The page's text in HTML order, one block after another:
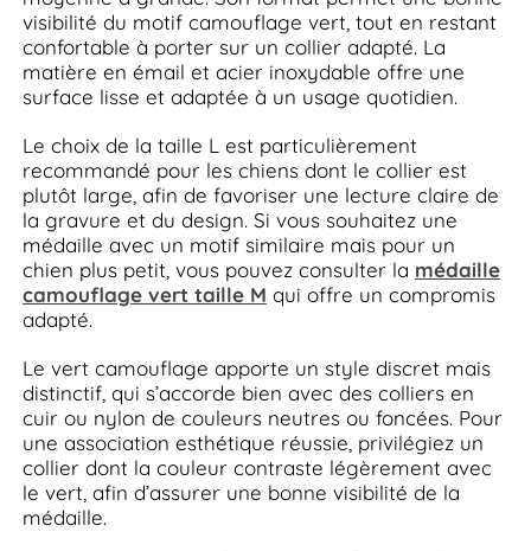
visibilité du motif camouflage vert, tout en restant
confortable à porter sur un collier adapté. La
matière en émail et acier inoxydable offre une
surface lisse et adaptée à un usage quotidien.
Le choix de la taille L est particulièrement
recommandé pour les chiens dont le collier est
plutôt large, afin de favoriser une lecture claire de
la gravure et du design. Si vous souhaitez une
médaille avec un motif similaire mais pour un
chien plus petit, vous pouvez consulter la médaille
camouflage vert taille M qui offre un compromis
adapté.
Le vert camouflage apporte un style discret mais
distinctif, qui s’accorde bien avec des colliers en
cuir ou nylon de couleurs neutres ou foncées. Pour
une association esthétique réussie, privilégiez un
collier dont la couleur contraste légèrement avec
le vert, afin d’assurer une bonne visibilité de la
médaille.